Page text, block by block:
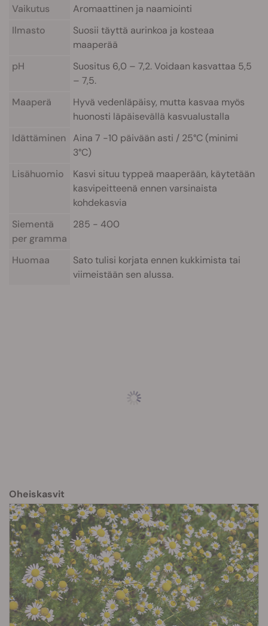
Vaikutus
Aromaattinen ja naamiointi
Ilmasto
Suosii täyttä aurinkoa ja kosteaa
maaperää
pH
Suositus 6,0 – 7,2. Voidaan kasvattaa 5,5
– 7,5.
Maaperä
Hyvä vedenläpäisy, mutta kasvaa myös
huonosti läpäisevällä kasvualustalla
Idättäminen Aina 7 -10 päivään asti / 25°C (minimi
3°C)
Lisähuomio
Kasvi situu typpeä maaperään, käytetään
kasvipeitteenä ennen varsinaista
kohdekasvia
Siementä
per gramma
285 - 400
Huomaa
Sato tulisi korjata ennen kukkimista tai
viimeistään sen alussa.
Oheiskasvit